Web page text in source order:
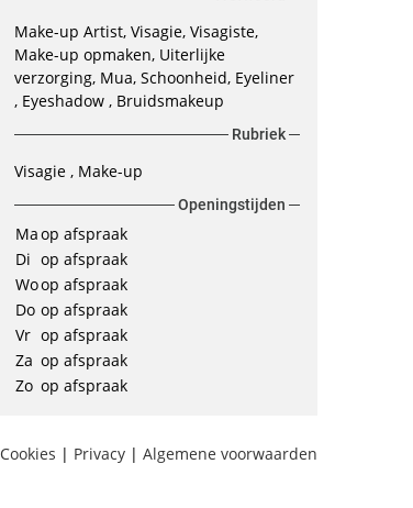
Make-up Artist, Visagie, Visagiste,
Make-up opmaken, Uiterlijke
verzorging, Mua, Schoonheid, Eyeliner
, Eyeshadow , Bruidsmakeup
Rubriek
Visagie Make-up
Openingstijden
Maop afspraak
Di op afspraak
Woop afspraak
Do op afspraak
Vr op afspraak
Za op afspraak
Zo op afspraak
Cookies | Privacy | Algemene voorwaarden